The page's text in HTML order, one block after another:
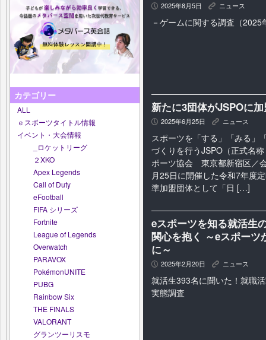
カテゴリー
ALL
ｅスポーツタイトル情報
イベント・大会情報
_ロケットリーグ
２XKO
Apex Legends
Call of Duty
eFootball
FIFA シリーズ
Fortnite
League of Legends
Overwatch
PARAVOX
PokémonUNITE
PUBG
Rainbow Six
THE FINALS
VALORANT
グランツーリスモ
P 2025年8月5日 K ニュース
－ゲームに関する調査（
新たに3団体がJSPOに
P 2025年6月25日 K ニュース
スポーツを「する」「みる」
づくりを行うJSPO（正式名
ポーツ協会 東京都新宿区／
月25日に開催した令和7年度
準加盟団体として「日 […]
eスポーツを知る就活生
関心を抱く ～eスポーツ
に～
P 2025年2月20日 K ニュース
就活生393名に聞いた！就職
実態調査